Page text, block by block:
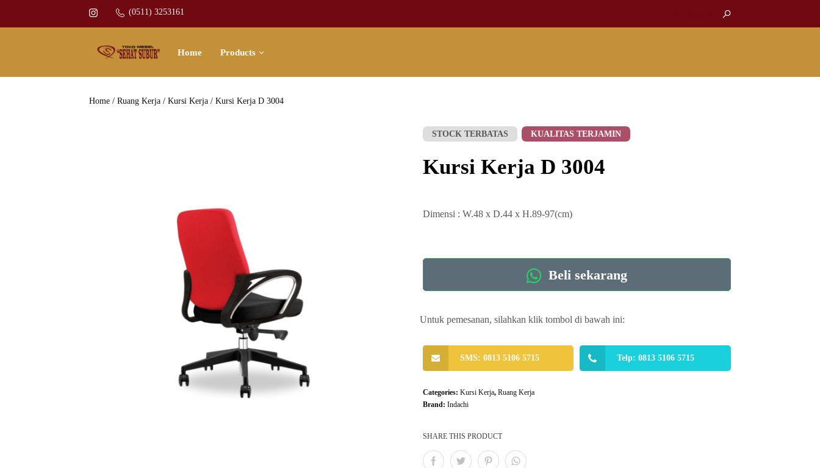
(0511) 3253161
Home Products
Home /Ruang Kerja /Kursi Kerja / Kursi Kerja D 3004
STOCK TERBATAS KUALITAS TERJAMIN
Kursi Kerja D 3004
Dimensi : W.48 x D.44 x H.89-97(cm)
Beli sekarang
Untuk pemesanan, silahkan klik tombol di bawah ini:
SMS: 0813 5106 5715 Telp: 0813 5106 5715
Categories:Kursi Kerja,Ruang Kerja
Brand:Indachi
SHARE THIS PRODUCT